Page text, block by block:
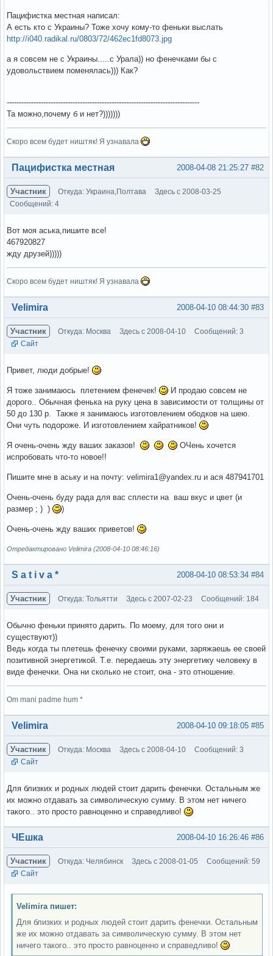
Пацифистка местная написал:
А есть кто с Украины? Тоже хочу кому-то феньки выслать
http://i040.radikal.ru/0803/72/462ec1fd8073.jpg
а я совсем не с Украины.....с Урала)) но фенечками бы с
удовольствием поменялась))) Как?
-------------------------------------------------------------------------------
Та можно,почему б и нет?)))))))
Скоро всем будет ништяк! Я узнавала
Вне форума #82
2008-04-08 21:25:27
Пацифистка местная
Участник Откуда: Украина,Полтава
Здесь с 2008-03-25
Сообщений: 4
Вот моя аська,пишите все!
467920827
жду друзей)))))
Скоро всем будет ништяк! Я узнавала
Вне форума #83
2008-04-10 08:44:30
Velimira
Участник Откуда: Москва Здесь с 2008-04-10
Сообщений: 3
Сайт
Привет, люди добрые!
Я тоже занимаюсь плетением фенечек!
И продаю совсем не
дорого.. Обычная фенька на руку цена в зависимости от толщины от
50 до 130 р. Также я занимаюсь изготовлением ободков на шею.
Они чуть подороже. И изготовлением хайратников!
Я очень-очень жду ваших заказов!
ОЧень хочется
испробовать что-то новое!!
Пишите мне в аську и на почту: velimira1@yandex.ru и ася 487941701
Очень-очень буду рада для вас сплести на ваш вкус и цвет (и
размер ; ) )
)
Очень-очень жду ваших приветов!
Отредактировано Velimira (2008-04-10 08:46:16)
Вне форума #84
2008-04-10 08:53:34
S a t i v a *
Участник Откуда: Тольятти Здесь с 2007-02-23 Сообщений: 184
Обычно феньки принято дарить. По моему, для того они и
существуют))
Ведь когда ты плетешь фенечку своими руками, заряжаешь ее своей
позитивной энергетикой. Т.е. передаешь эту энергетику человеку в
виде фенечки. Она ни сколько не стоит, она - это отношение.
Om mani padme hum *
Вне форума #85
2008-04-10 09:18:05
Velimira
Участник Откуда: Москва Здесь с 2008-04-10
Сообщений: 3
Сайт
Для близких и родных людей стоит дарить фенечки. Остальным же
их можно отдавать за символическую сумму. В этом нет ничего
такого.. это просто равноценно и справедливо!
Вне форума #86
2008-04-10 16:26:46
ЧЕшка
Участник Откуда: Челябинск Здесь с 2008-01-05
Сообщений: 59
Сайт
Velimira пишет:
Для близких и родных людей стоит дарить фенечки. Остальным
же их можно отдавать за символическую сумму. В этом нет
ничего такого.. это просто равноценно и справедливо!